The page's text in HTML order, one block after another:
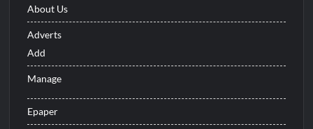
About Us
Adverts
Add
Manage
Epaper